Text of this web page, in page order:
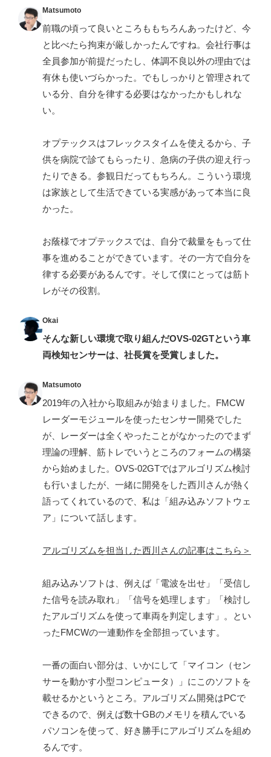
Matsumoto
前職の頃って良いところももちろんあったけど、今
と比べたら拘束が厳しかったんですね。会社行事は
全員参加が前提だったし、体調不良以外の理由では
有休も使いづらかった。でもしっかりと管理されて
いる分、自分を律する必要はなかったかもしれな
い。
オプテックスはフレックスタイムを使えるから、子
供を病院で診てもらったり、急病の子供の迎え行っ
たりできる。参観日だってもちろん。こういう環境
は家族として生活できている実感があって本当に良
かった。
お蔭様でオプテックスでは、自分で裁量をもって仕
事を進めることができています。その一方で自分を
律する必要があるんです。そして僕にとっては筋ト
レがその役割。
Okai
そんな新しい環境で取り組んだOVS-02GTという車
両検知センサーは、社長賞を受賞しました。
Matsumoto
2019年の入社から取組みが始まりました。FMCW
レーダーモジュールを使ったセンサー開発でした
が、レーダーは全くやったことがなかったのでまず
理論の理解、筋トレでいうところのフォームの構築
から始めました。OVS-02GTではアルゴリズム検討
も行いましたが、一緒に開発をした西川さんが熱く
語ってくれているので、私は「組み込みソフトウェ
ア」について話します。
アルゴリズムを担当した西川さんの記事はこちら＞
組み込みソフトは、例えば「電波を出せ」「受信し
た信号を読み取れ」「信号を処理します」「検討し
たアルゴリズムを使って車両を判定します」。とい
ったFMCWの一連動作を全部担っています。
一番の面白い部分は、いかにして「マイコン（セン
サーを動かす小型コンピュータ）」にこのソフトを
載せるかというところ。アルゴリズム開発はPCで
できるので、例えば数十GBのメモリを積んでいる
パソコンを使って、好き勝手にアルゴリズムを組め
るんです。